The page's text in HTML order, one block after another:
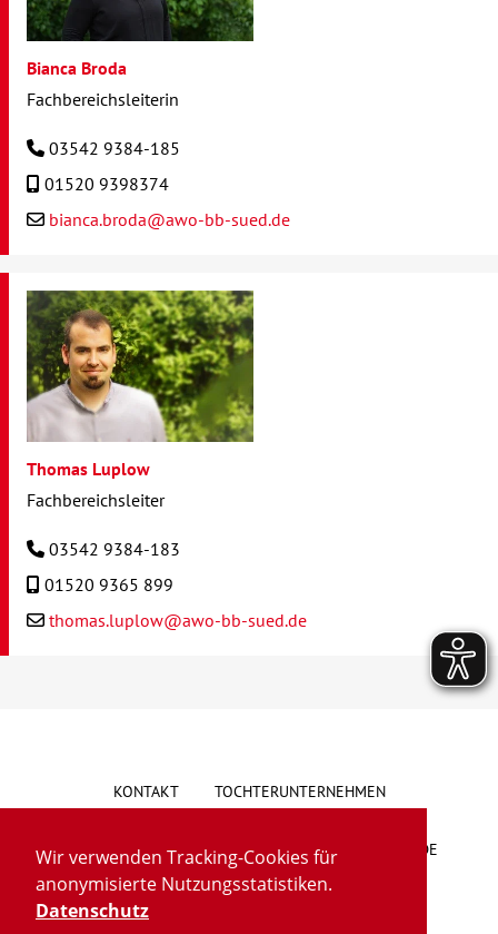
Wir verwenden Tracking-Cookies für
anonymisierte Nutzungsstatistiken.
Datenschutz
Bianca Broda
Fachbereichsleiterin
03542 9384-185
01520 9398374
bianca.broda@awo-bb-sued.de
Thomas Luplow
Fachbereichsleiter
03542 9384-183
01520 9365 899
thomas.luplow@awo-bb-sued.de
KONTAKT TOCHTERUNTERNEHMEN
HINWEISGEBERSYSTEM VORSCHLAG/BESCHWERDE
LIEFERKETTENGESETZ